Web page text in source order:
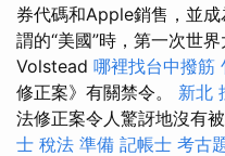
券代碼和Apple銷售，並
謂的“美國”時，第一次世
Volstead 哪裡找台中撥筋
修正案》有關禁令。 新北
法修正案令人驚訝地沒有
士 稅法 準備 記帳士 考古